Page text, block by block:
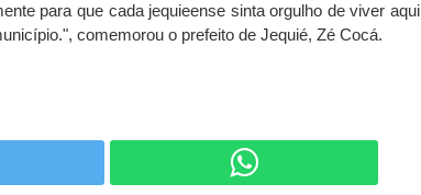
para que cada jequieense sinta orgulho de viver aqui
comemorou o prefeito de Jequié, Zé Cocá.